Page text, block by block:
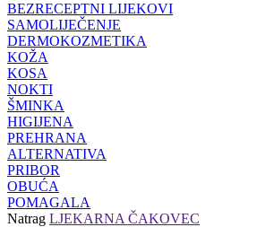
BEZRECEPTNI LIJEKOVI
SAMOLIJEČENJE
DERMOKOZMETIKA
KOŽA
KOSA
NOKTI
ŠMINKA
HIGIJENA
PREHRANA
ALTERNATIVA
PRIBOR
OBUĆA
POMAGALA
Natrag LJEKARNA ČAKOVEC